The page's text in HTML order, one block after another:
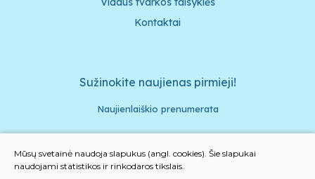
Kontaktai
Sužinokite naujienas pirmieji!
Naujienlaiškio prenumerata
Mūsų svetainė naudoja slapukus (angl. cookies). Šie slapukai
naudojami statistikos ir rinkodaros tikslais.